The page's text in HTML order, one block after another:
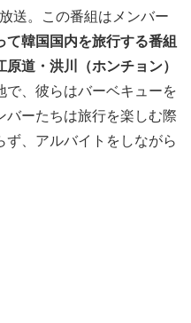
送。この番組はメンバー
て韓国国内を旅行する番組
原道・洪川（ホンチョン）
で、彼らはバーベキューを
バーたちは旅行を楽しむ際
、アルバイトをしながら